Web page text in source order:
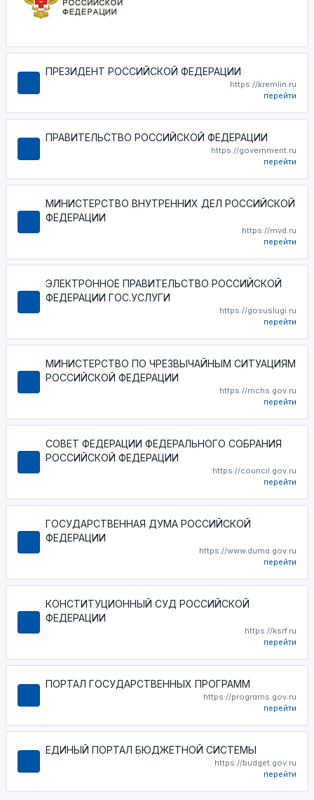
ПРЕЗИДЕНТ РОССИЙСКОЙ ФЕДЕРАЦИИ
https://kremlin.ru
перейти
ПРАВИТЕЛЬСТВО РОССИЙСКОЙ ФЕДЕРАЦИИ
https://government.ru
перейти
МИНИСТЕРСТВО ВНУТРЕННИХ ДЕЛ РОССИЙСКОЙ
ФЕДЕРАЦИИ
https://mvd.ru
перейти
ЭЛЕКТРОННОЕ ПРАВИТЕЛЬСТВО РОССИЙСКОЙ
ФЕДЕРАЦИИ ГОС.УСЛУГИ
https://gosuslugi.ru
перейти
МИНИСТЕРСТВО ПО ЧРЕЗВЫЧАЙНЫМ СИТУАЦИЯМ
РОССИЙСКОЙ ФЕДЕРАЦИИ
https://mchs.gov.ru
перейти
СОВЕТ ФЕДЕРАЦИИ ФЕДЕРАЛЬНОГО СОБРАНИЯ
РОССИЙСКОЙ ФЕДЕРАЦИИ
https://council.gov.ru
перейти
ГОСУДАРСТВЕННАЯ ДУМА РОССИЙСКОЙ
ФЕДЕРАЦИИ
https://www.duma.gov.ru
перейти
КОНСТИТУЦИОННЫЙ СУД РОССИЙСКОЙ
ФЕДЕРАЦИИ
https://ksrf.ru
перейти
ПОРТАЛ ГОСУДАРСТВЕННЫХ ПРОГРАММ
https://programs.gov.ru
перейти
ЕДИНЫЙ ПОРТАЛ БЮДЖЕТНОЙ СИСТЕМЫ
https://budget.gov.ru
перейти